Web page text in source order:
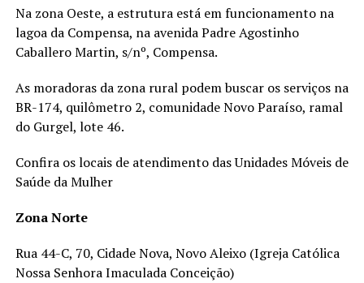
Na zona Oeste, a estrutura está em funcionamento na
lagoa da Compensa, na avenida Padre Agostinho
Caballero Martin, s/nº, Compensa.
As moradoras da zona rural podem buscar os serviços na
BR-174, quilômetro 2, comunidade Novo Paraíso, ramal
do Gurgel, lote 46.
Confira os locais de atendimento das Unidades Móveis de
Saúde da Mulher
Zona Norte
Rua 44-C, 70, Cidade Nova, Novo Aleixo (Igreja Católica
Nossa Senhora Imaculada Conceição)